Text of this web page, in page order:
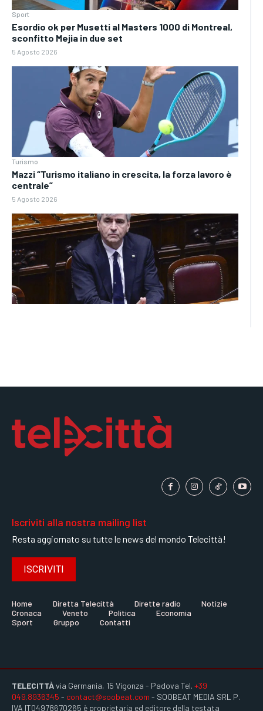
Sport
Esordio ok per Musetti al Masters 1000 di Montreal,
sconfitto Mejia in due set
5 Agosto 2026
Turismo
Mazzi “Turismo italiano in crescita, la forza lavoro è
centrale”
5 Agosto 2026
Iscriviti alla nostra mailing list
Resta aggiornato su tutte le news del mondo Telecittà!
ISCRIVITI
Home Diretta Telecittà Dirette radio
Notizie
Cronaca
Veneto Politica
Economia
Sport
Gruppo Contatti
TELECITTÀvia Germania, 15 Vigonza - Padova Tel. +39
049.8936345 - contact@soobeat.com - SOOBEAT MEDIA SRL P.
IVA IT04978670265 è proprietaria ed editore della testata